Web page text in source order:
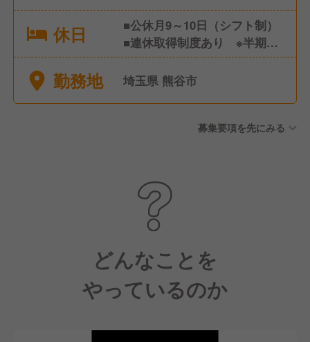
休日
■公休月9～10日（シフト制）
■連休取得制度あり ※半期に
1回、3～7連休取得 ■有給休暇
■その他 特別休暇など ※年間
勤務地 埼玉県 熊谷市
募集要項を先にみる
どんなことを
やっているのか